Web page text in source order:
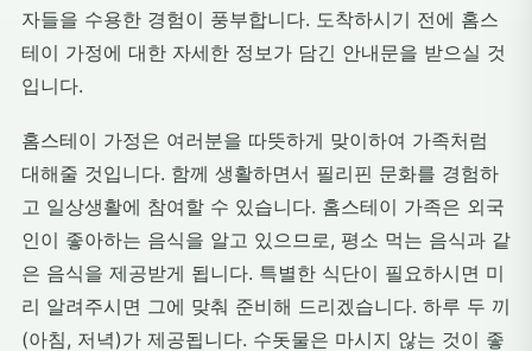
자들을 수용한 경험이 풍부합니다. 도착하시기 전에 홈스
테이 가정에 대한 자세한 정보가 담긴 안내문을 받으실 것
입니다.
홈스테이 가정은 여러분을 따뜻하게 맞이하여 가족처럼
대해줄 것입니다. 함께 생활하면서 필리핀 문화를 경험하
고 일상생활에 참여할 수 있습니다. 홈스테이 가족은 외국
인이 좋아하는 음식을 알고 있으므로, 평소 먹는 음식과 같
은 음식을 제공받게 됩니다. 특별한 식단이 필요하시면 미
리 알려주시면 그에 맞춰 준비해 드리겠습니다. 하루 두 끼
(아침, 저녁)가 제공됩니다. 수돗물은 마시지 않는 것이 좋